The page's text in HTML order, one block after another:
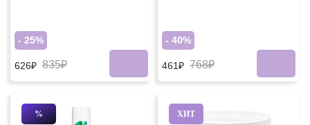
- 25%
626₽ 835₽
- 40%
461₽ 768₽
%
ХИТ